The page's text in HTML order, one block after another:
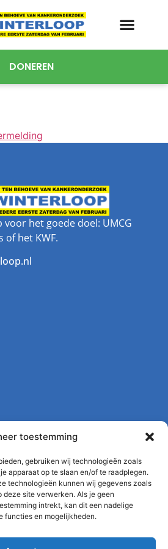
toestemming
gebruiken wij technologieën zoals
apparaat op te slaan en/of te raadplegen.
technologieën kunnen wij gegevens zoals
deze site verwerken. Als je geen
intrekt, kan dit een nadelige
functies en mogelijkheden.
DONEREN
het goede doel: UMCG
of het KWF.